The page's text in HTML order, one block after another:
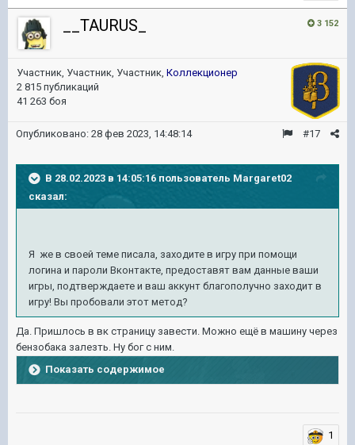
3 152
__TAURUS_
Участник, Участник, Участник, Коллекционер
2 815 публикаций
41 263 боя
#17
Опубликовано: 28 фев 2023, 14:48:14
В 28.02.2023 в 14:05:16 пользователь Margaret02
сказал:
Я же в своей теме писала, заходите в игру при помощи
логина и пароли Вконтакте, предоставят вам данные ваши
игры, подтверждаете и ваш аккунт благополучно заходит в
игру! Вы пробовали этот метод?
Да. Пришлось в вк страницу завести. Можно ещё в машину через
бензобака залезть. Ну бог с ним.
Показать содержимое
1